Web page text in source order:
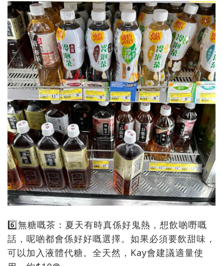
6️⃣無糖嘅茶：夏天有時真係好鬼熱，想飲啲嘢嘅
話，呢啲都會係好好嘅選擇。如果必須要飲甜味，
可以加入液體代糖。全天然，Kay會建議適量使